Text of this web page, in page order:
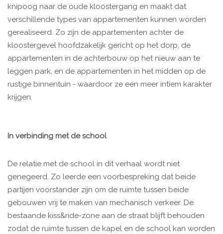
knipoog naar de oude kloostergang en maakt dat
verschillende types van appartementen kunnen worden
gerealiseerd. Zo zijn de appartementen achter de
kloostergevel hoofdzakelijk gericht op het dorp, de
appartementen in de achterbouw op het nieuw aan te
leggen park, en de appartementen in het midden op de
rustige binnentuin - waardoor ze een meer intiem karakter
krijgen.
In verbinding met de school
De relatie met de school in dit verhaal wordt niet
genegeerd. Zo leerde een voorbespreking dat beide
partijen voorstander zijn om de ruimte tussen beide
gebouwen vrij te maken van mechanisch verkeer. De
bestaande kiss&ride-zone aan de straat blijft behouden
zodat de ruimte tussen de kapel en de school kan worden